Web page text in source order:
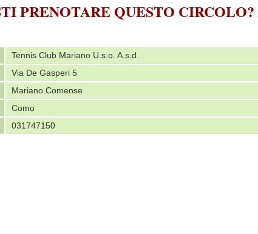
PRENOTARE QUESTO CIRCOLO?
Tennis Club Mariano U.s.o. A.s.d.
Via De Gasperi 5
Mariano Comense
Como
031747150